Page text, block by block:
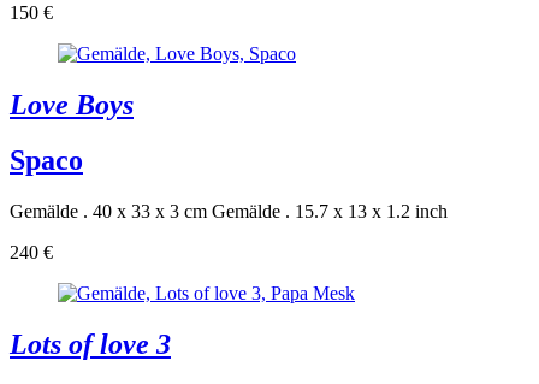
150 €
Love Boys
Spaco
Gemälde . 40 x 33 x 3 cm Gemälde . 15.7 x 13 x 1.2 inch
240 €
Lots of love 3